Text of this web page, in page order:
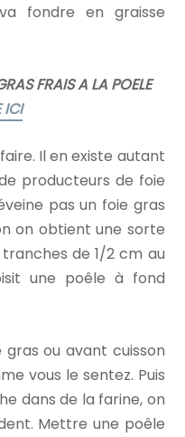
fondre en graisse
FRAIS A LA POELE
ICI
Il en existe autant
producteurs de foie
pas un foie gras
on obtient une sorte
de 1/2 cm au
une poêle à fond
ou avant cuisson
vous le sentez. Puis
dans de la farine, on
Mettre une poêle